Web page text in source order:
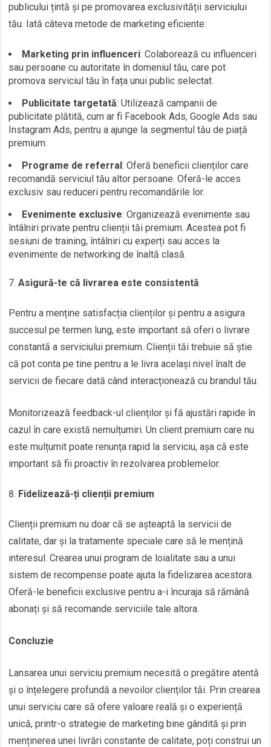
publicului țintă și pe promovarea exclusivității serviciului
tău. Iată câteva metode de marketing eficiente:
Marketing prin influenceri: Colaborează cu influenceri
sau persoane cu autoritate în domeniul tău, care pot
promova serviciul tău în fața unui public selectat.
Publicitate targetată: Utilizează campanii de
publicitate plătită, cum ar fi Facebook Ads, Google Ads sau
Instagram Ads, pentru a ajunge la segmentul tău de piață
premium.
Programe de referral: Oferă beneficii clienților care
recomandă serviciul tău altor persoane. Oferă-le acces
exclusiv sau reduceri pentru recomandările lor.
Evenimente exclusive: Organizează evenimente sau
întâlniri private pentru clienții tăi premium. Acestea pot fi
sesiuni de training, întâlniri cu experți sau acces la
evenimente de networking de înaltă clasă.
Asigură-te că livrarea este consistentă
Pentru a menține satisfacția clienților și pentru a asigura
succesul pe termen lung, este important să oferi o livrare
constantă a serviciului premium. Clienții tăi trebuie să știe
că pot conta pe tine pentru a le livra același nivel înalt de
servicii de fiecare dată când interacționează cu brandul tău.
Monitorizează feedback-ul clienților și fă ajustări rapide în
cazul în care există nemulțumiri. Un client premium care nu
este mulțumit poate renunța rapid la serviciu, așa că este
important să fii proactiv în rezolvarea problemelor.
Fidelizează-ți clienții premium
Clienții premium nu doar că se așteaptă la servicii de
calitate, dar și la tratamente speciale care să le mențină
interesul. Crearea unui program de loialitate sau a unui
sistem de recompense poate ajuta la fidelizarea acestora.
Oferă-le beneficii exclusive pentru a-i încuraja să rămână
abonați și să recomande serviciile tale altora.
Concluzie
Lansarea unui serviciu premium necesită o pregătire atentă
și o înțelegere profundă a nevoilor clienților tăi. Prin crearea
unui serviciu care să ofere valoare reală și o experiență
unică, printr-o strategie de marketing bine gândită și prin
menținerea unei livrări constante de calitate, poți construi un